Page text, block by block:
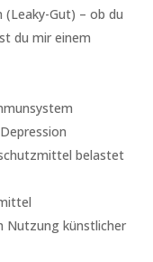
Gut) – ob du
du mir einem
belastet
Nutzung künstlicher